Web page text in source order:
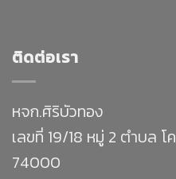
ติดต่อเรา
หจก.ศิริบัวทอง
เลขที่ 19/18 หมู่ 2 ตำบล
74000